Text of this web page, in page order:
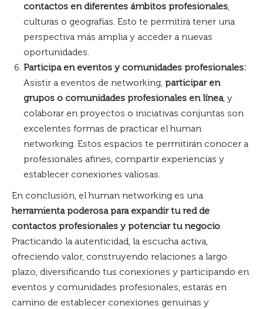
contactos en diferentes ámbitos profesionales,
culturas o geografías. Esto te permitirá tener una
perspectiva más amplia y acceder a nuevas
oportunidades.
Participa en eventos y comunidades profesionales:
Asistir a eventos de networking, participar en
grupos o comunidades profesionales en línea, y
colaborar en proyectos o iniciativas conjuntas son
excelentes formas de practicar el human
networking. Estos espacios te permitirán conocer a
profesionales afines, compartir experiencias y
establecer conexiones valiosas.
En conclusión, el human networking es una
herramienta poderosa para expandir tu red de
contactos profesionales y potenciar tu negocio.
Practicando la autenticidad, la escucha activa,
ofreciendo valor, construyendo relaciones a largo
plazo, diversificando tus conexiones y participando en
eventos y comunidades profesionales, estarás en
camino de establecer conexiones genuinas y